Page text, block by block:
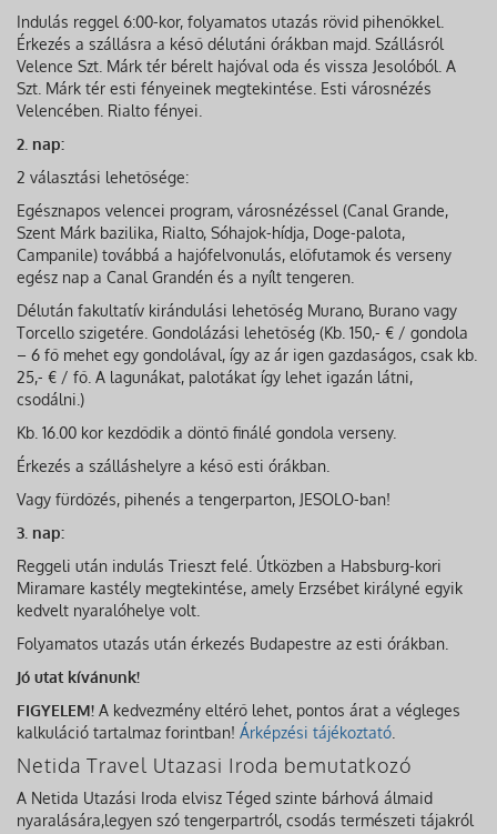
Indulás reggel 6:00-kor, folyamatos utazás rövid pihenőkkel.
Érkezés a szállásra a késő délutáni órákban majd. Szállásról
Velence Szt. Márk tér bérelt hajóval oda és vissza Jesolóból. A
Szt. Márk tér esti fényeinek megtekintése. Esti városnézés
Velencében. Rialto fényei.
2. nap:
2 választási lehetősége:
Egésznapos velencei program, városnézéssel (Canal Grande,
Szent Márk bazilika, Rialto, Sóhajok-hídja, Doge-palota,
Campanile) továbbá a hajófelvonulás, előfutamok és verseny
egész nap a Canal Grandén és a nyílt tengeren.
Délután fakultatív kirándulási lehetőség Murano, Burano vagy
Torcello szigetére. Gondolázási lehetőség (Kb. 150,- € / gondola
– 6 fő mehet egy gondolával, így az ár igen gazdaságos, csak kb.
25,- € / fő. A lagunákat, palotákat így lehet igazán látni,
csodálni.)
Kb. 16.00 kor kezdődik a döntő finálé gondola verseny.
Érkezés a szálláshelyre a késő esti órákban.
Vagy fürdőzés, pihenés a tengerparton, JESOLO-ban!
3. nap:
Reggeli után indulás Trieszt felé. Útközben a Habsburg-kori
Miramare kastély megtekintése, amely Erzsébet királyné egyik
kedvelt nyaralóhelye volt.
Folyamatos utazás után érkezés Budapestre az esti órákban.
Jó utat kívánunk!
FIGYELEM! A kedvezmény eltérő lehet, pontos árat a végleges
kalkuláció tartalmaz forintban! Árképzési tájékoztató
Netida Travel Utazasi Iroda bemutatkozó
A Netida Utazási Iroda elvisz Téged szinte bárhová álmaid
nyaralására,legyen szó tengerpartról, csodás természeti tájakról